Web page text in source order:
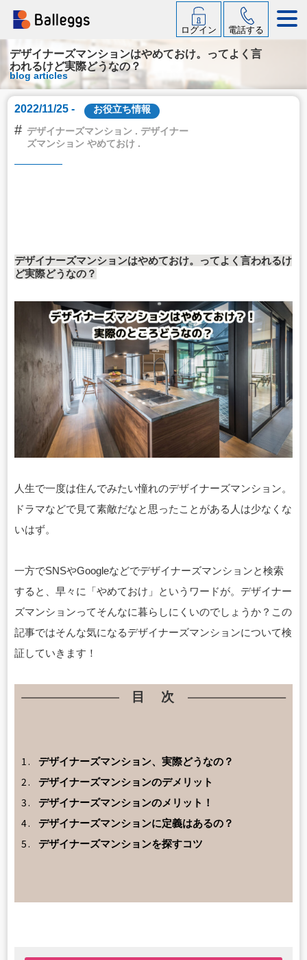
ログイン 電話する
デザイナーズマンションはやめておけ。ってよく言
われるけど実際どうなの？
blog articles
2022/11/25 - お役立ち情報
# デザイナーズマンション . デザイナー
ズマンション やめておけ .
デザイナーズマンションはやめておけ。ってよく言われるけ
ど実際どうなの？
人生で一度は住んでみたい憧れのデザイナーズマンション。
ドラマなどで見て素敵だなと思ったことがある人は少なくな
いはず。
一方でSNSやGoogleなどでデザイナーズマンションと検索
すると、早々に「やめておけ」というワードが。デザイナー
ズマンションってそんなに暮らしにくいのでしょうか？この
記事ではそんな気になるデザイナーズマンションについて検
証していきます！
目 次
1. デザイナーズマンション、実際どうなの？
2. デザイナーズマンションのデメリット
3. デザイナーズマンションのメリット！
4. デザイナーズマンションに定義はあるの？
5. デザイナーズマンションを探すコツ